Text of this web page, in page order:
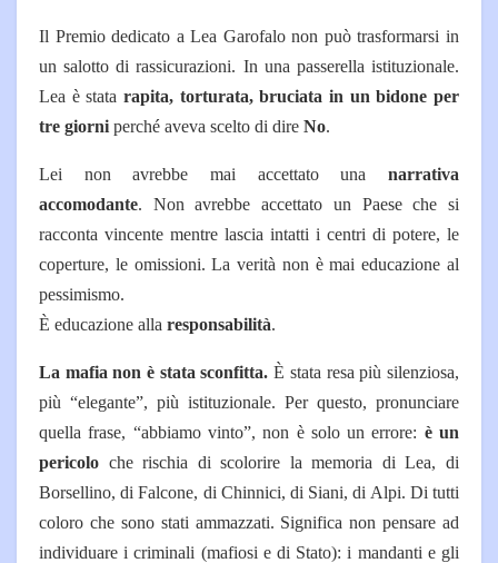
Il Premio dedicato a Lea Garofalo non può trasformarsi in
un salotto di rassicurazioni. In una passerella istituzionale.
Lea è stata rapita, torturata, bruciata in un bidone per
tre giorni perché aveva scelto di dire No.
Lei non avrebbe mai accettato una narrativa
accomodante. Non avrebbe accettato un Paese che si
racconta vincente mentre lascia intatti i centri di potere, le
coperture, le omissioni. La verità non è mai educazione al
pessimismo.
È educazione alla responsabilità.
La mafia non è stata sconfitta. È stata resa più silenziosa,
più “elegante”, più istituzionale. Per questo, pronunciare
quella frase, “abbiamo vinto”, non è solo un errore: è un
pericolo che rischia di scolorire la memoria di Lea, di
Borsellino, di Falcone, di Chinnici, di Siani, di Alpi. Di tutti
coloro che sono stati ammazzati. Significa non pensare ad
individuare i criminali (mafiosi e di Stato): i mandanti e gli